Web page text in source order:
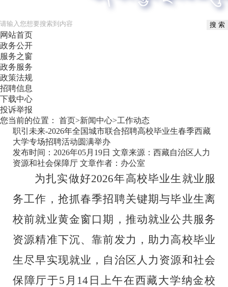
搜 索
网站首页
政务公开
服务之窗
政务服务
政策法规
招聘信息
下载中心
投诉举报
您当前的位置： 首页>新闻中心>工作动态
职引未来-2026年全国城市联合招聘高校毕业生春季西藏
大学专场招聘活动圆满举办
发布时间：2026年05月19日 文章来源：西藏自治区人力
资源和社会保障厅 文章作者：办公室
为扎实做好2026年高校毕业生就业服
务工作，抢抓春季招聘关键期与毕业生离
校前就业黄金窗口期，推动就业公共服务
资源精准下沉、靠前发力，助力高校毕业
生尽早实现就业，自治区人力资源和社会
保障厅于5月14日上午在西藏大学纳金校